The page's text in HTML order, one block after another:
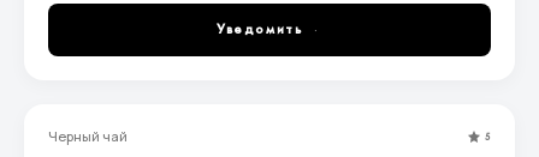
Уведомить
Черный чай 5